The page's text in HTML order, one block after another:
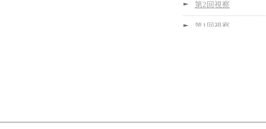
第2回視察
第1回視察